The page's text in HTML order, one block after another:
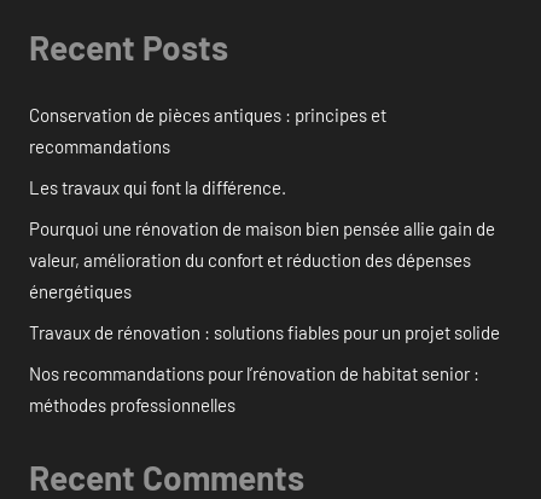
Recent Posts
Conservation de pièces antiques : principes et
recommandations
Les travaux qui font la différence.
Pourquoi une rénovation de maison bien pensée allie gain de
valeur, amélioration du confort et réduction des dépenses
énergétiques
Travaux de rénovation : solutions fiables pour un projet solide
Nos recommandations pour l’rénovation de habitat senior :
méthodes professionnelles
Recent Comments